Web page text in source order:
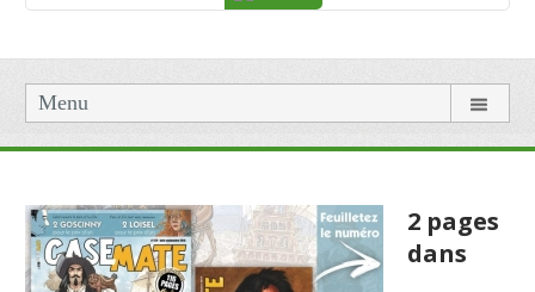
Menu
2 pages
dans